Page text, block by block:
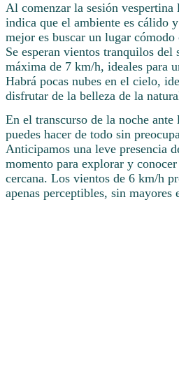
Al comenzar la sesión vespertina
indica que el ambiente es cálido
mejor es buscar un lugar
Se esperan vientos tranquilos del
máxima de 7 km/h, ideales para
Habrá pocas nubes en el cielo,
disfrutar de la belleza de la
En el transcurso de la noche ante
puedes hacer de todo sin
Anticipamos una leve presencia
momento para explorar y
cercana. Los vientos de 6 km/h
apenas perceptibles, sin mayores